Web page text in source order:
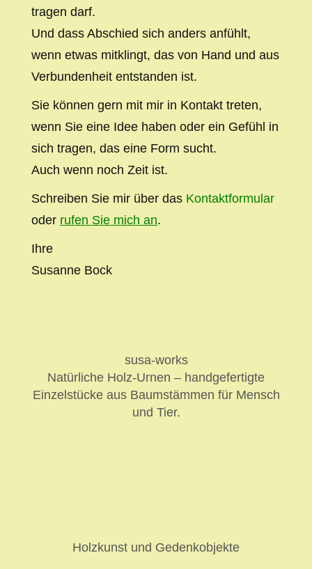
tragen darf.
Und dass Abschied sich anders anfühlt,
wenn etwas mitklingt, das von Hand und aus
Verbundenheit entstanden ist.
Sie können gern mit mir in Kontakt treten,
wenn Sie eine Idee haben oder ein Gefühl in
sich tragen, das eine Form sucht.
Auch wenn noch Zeit ist.
Schreiben Sie mir über das Kontaktformular
oder rufen Sie mich an.
Ihre
Susanne Bock
susa-works
Natürliche Holz-Urnen – handgefertigte
Einzelstücke aus Baumstämmen für Mensch
und Tier.
Holzkunst und Gedenkobjekte